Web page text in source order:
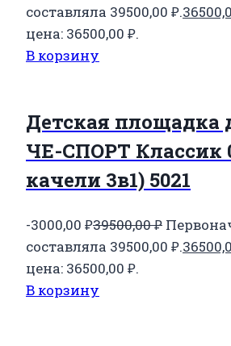
составляла 39500,00 ₽.
цена: 36500,00 ₽.
В корзину
Детская площадка
ЧЕ-СПОРТ Классик
качели 3в1) 5021
-3000,00 ₽39500,00₽
составляла 39500,00 ₽.
цена: 36500,00 ₽.
В корзину